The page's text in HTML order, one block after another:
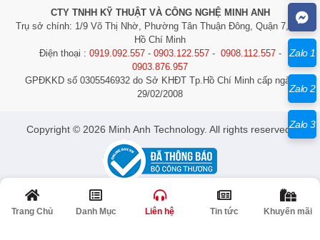
CTY TNHH KỸ THUẬT VÀ CÔNG NGHỆ MINH ANH
Trụ sở chính: 1/9 Võ Thị Nhờ, Phường Tân Thuận Đông, Quận 7, TP.
Hồ Chí Minh
Điện thoại : 0919.092.557 - 0903.122.557 - 0908.112.557 -
0903.876.957
GPĐKKD số 0305546932 do Sở KHĐT Tp.Hồ Chí Minh cấp ngày
29/02/2008
​​​​​​Copyright © 2026 Minh Anh Technology. All rights reserved.
© Bản quyền thuộc về Công Nghệ Minh Anh | Cung cấp bởi
Quảng Cáo Siêu
Tốc
Trang Chủ Danh Mục Liên hệ Tin tức Khuyến mãi
Zalo 1
Zalo 2
Zalo 3